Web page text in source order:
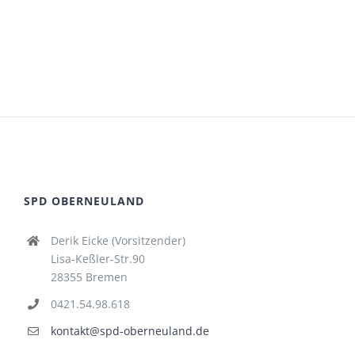
SPD OBERNEULAND
Derik Eicke (Vorsitzender)
Lisa-Keßler-Str.90
28355 Bremen
0421.54.98.618
kontakt@spd-oberneuland.de